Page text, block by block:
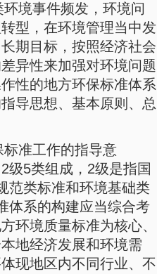
境事件频发，环境问
型，在环境管理当中发
期目标，按照经济社会
异性来加强对环境问题
性的地方环保标准体系
导思想、基本原则、总
准工作的指导意
级5类组成，2级是指国
范类标准和环境基础类
体系的构建应当综合考
环境质量标准为核心、
地经济发展和环境需
现地区内不同行业、不